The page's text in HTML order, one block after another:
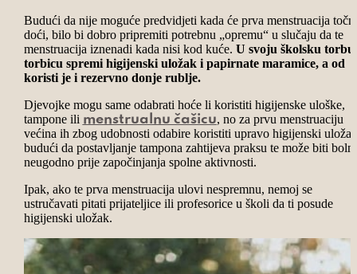
Budući da nije moguće predvidjeti kada će prva menstruacija
doći, bilo bi dobro pripremiti potrebnu „opremu“ u slučaju da te
menstruacija iznenadi kada nisi kod kuće. U svoju školsku
torbicu spremi higijenski uložak i papirnate maramice, a od
koristi je i rezervno donje rublje.
Djevojke mogu same odabrati hoće li koristiti higijenske uloške,
tampone ili menstrualnu čašicu, no za prvu menstruaciju
većina ih zbog udobnosti odabire koristiti upravo higijenski
budući da postavljanje tampona zahtijeva praksu te može biti
neugodno prije započinjanja spolne aktivnosti.
Ipak, ako te prva menstruacija ulovi nespremnu, nemoj se
ustručavati pitati prijateljice ili profesorice u školi da ti posude
higijenski uložak.